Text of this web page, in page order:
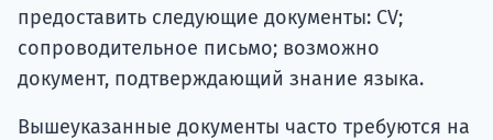
предоставить следующие документы: CV;
сопроводительное письмо; возможно
документ, подтверждающий знание языка.
Вышеуказанные документы часто требуются на